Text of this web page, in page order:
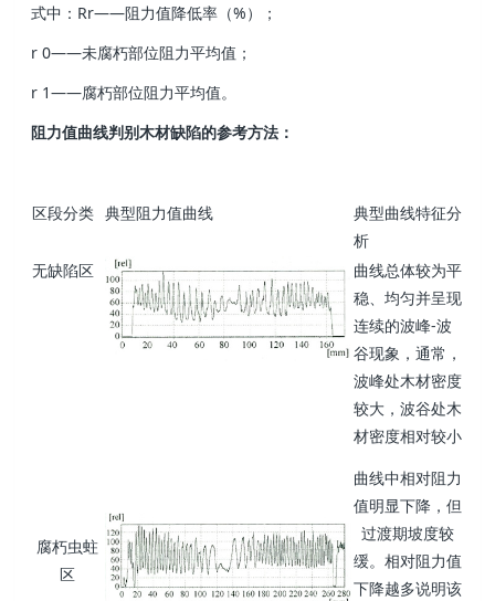
式中：Rr——阻力值降低率（%）；
r 0——未腐朽部位阻力平均值；
r 1——腐朽部位阻力平均值。
阻力值曲线判别木材缺陷的参考方法：
区段分类 典型阻力值曲线
典型曲线特征分
析
无缺陷区
曲线总体较为平
稳、均匀并呈现
连续的波峰-波
谷现象，通常，
波峰处木材密度
较大，波谷处木
材密度相对较小
腐朽虫蛀
区
曲线中相对阻力
值明显下降，但
过渡期坡度较
缓。相对阻力值
下降越多说明该